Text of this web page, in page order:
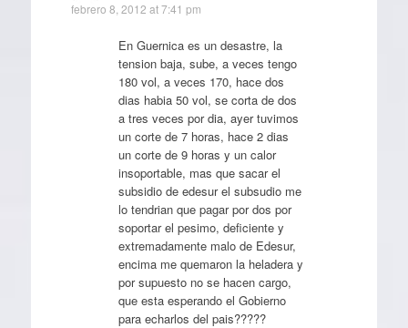
febrero 8, 2012 at 7:41 pm
En Guernica es un desastre, la
tension baja, sube, a veces tengo
180 vol, a veces 170, hace dos
dias habia 50 vol, se corta de dos
a tres veces por dia, ayer tuvimos
un corte de 7 horas, hace 2 dias
un corte de 9 horas y un calor
insoportable, mas que sacar el
subsidio de edesur el subsudio me
lo tendrian que pagar por dos por
soportar el pesimo, deficiente y
extremadamente malo de Edesur,
encima me quemaron la heladera y
por supuesto no se hacen cargo,
que esta esperando el Gobierno
para echarlos del pais?????